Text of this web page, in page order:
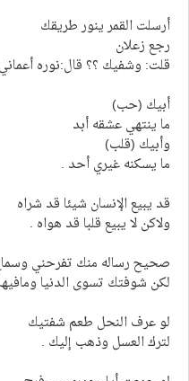
أرسلت القمر ينور طريقك
رجع زعلان
قلت: وشفيك ؟؟ قال:نوره
أبيك (حب)
ما ينتهي عشقه أبد
وأبيك (قلب)
ما يسكنه غيري أحد .
قد يبيع الإنسان شيئا قد شراه
ولاكن لا يبيع قلبا قد هواه .
صحيح رساله منك تفرحني
لكن شوفتك تسوى الدنيا ومافيها
لو عرف النحل طعم شفتيك
لترك العسل وذهب إليك .